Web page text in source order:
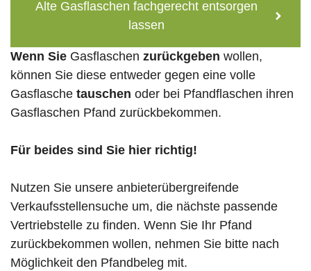
Alte Gasflaschen fachgerecht entsorgen
lassen
Wenn Sie Gasflaschen zurückgeben wollen,
können Sie diese entweder gegen eine volle
Gasflasche tauschen oder bei Pfandflaschen ihren
Gasflaschen Pfand zurückbekommen.
Für beides sind Sie hier richtig!
Nutzen Sie unsere anbieterübergreifende
Verkaufsstellensuche um, die nächste passende
Vertriebstelle zu finden. Wenn Sie Ihr Pfand
zurückbekommen wollen, nehmen Sie bitte nach
Möglichkeit den Pfandbeleg mit.